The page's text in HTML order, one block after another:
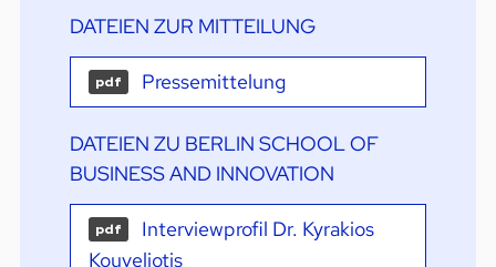
DATEIEN ZUR MITTEILUNG
pdf Pressemittelung
DATEIEN ZU BERLIN SCHOOL OF
BUSINESS AND INNOVATION
pdf
Interviewprofil Dr. Kyrakios
Kouveliotis